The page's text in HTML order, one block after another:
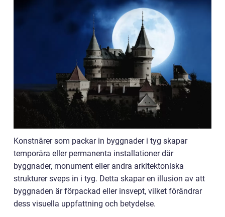
Konstnärer som packar in byggnader i tyg skapar
temporära eller permanenta installationer där
byggnader, monument eller andra arkitektoniska
strukturer sveps in i tyg. Detta skapar en illusion av att
byggnaden är förpackad eller insvept, vilket förändrar
dess visuella uppfattning och betydelse.